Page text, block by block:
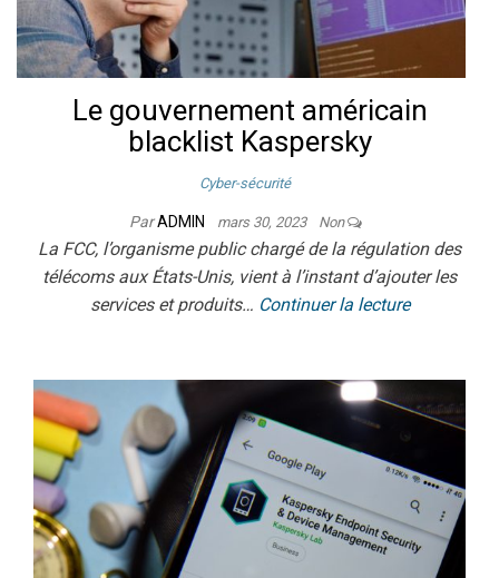
Le gouvernement américain
blacklist Kaspersky
Cyber-sécurité
ParADMIN mars 30, 2023 Non
La FCC, l’organisme public chargé de la régulation des
télécoms aux États-Unis, vient à l’instant d’ajouter les
services et produits… Continuer la lecture